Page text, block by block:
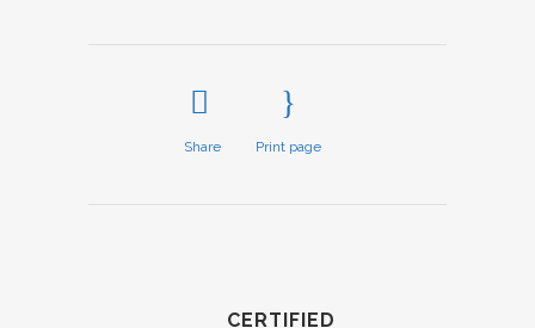
Share Print page
CERTIFIED